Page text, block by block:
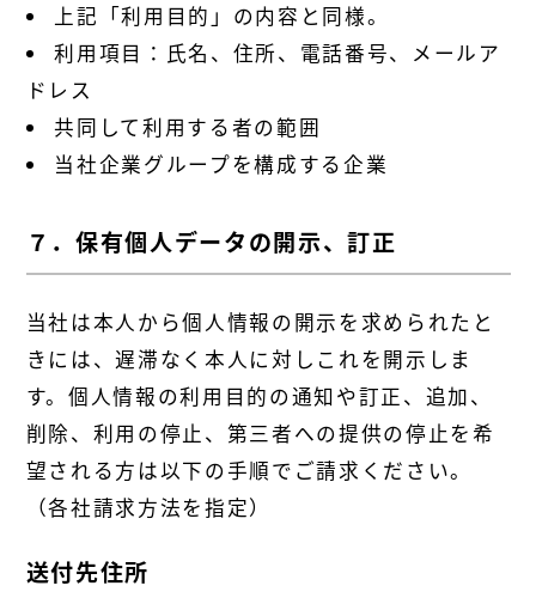
上記「利用目的」の内容と同様。
利用項目：氏名、住所、電話番号、メールア
ドレス
共同して利用する者の範囲
当社企業グループを構成する企業
７．保有個人データの開示、訂正
当社は本人から個人情報の開示を求められたと
きには、遅滞なく本人に対しこれを開示しま
す。個人情報の利用目的の通知や訂正、追加、
削除、利用の停止、第三者への提供の停止を希
望される方は以下の手順でご請求ください。
（各社請求方法を指定）
送付先住所